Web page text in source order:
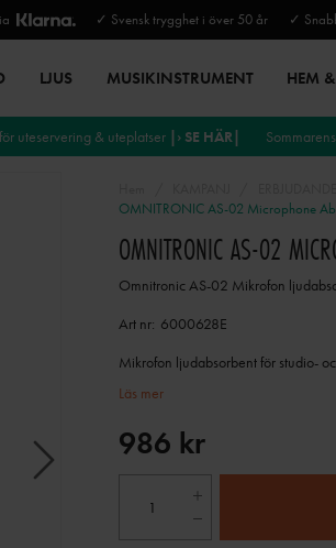
✓ Svensk trygghet i över 50 år ✓
LJUS MUSIKINSTRUMENT HEM
uteservering & uteplatser |› SE HÄR|
OMNITRONIC AS-02 Microphone
OMNITRONIC AS-02
Omnitronic AS-02 Mikrofon
Art nr: 6000628E
Mikrofon ljudabsorbent för studio-
Läs mer
986 kr